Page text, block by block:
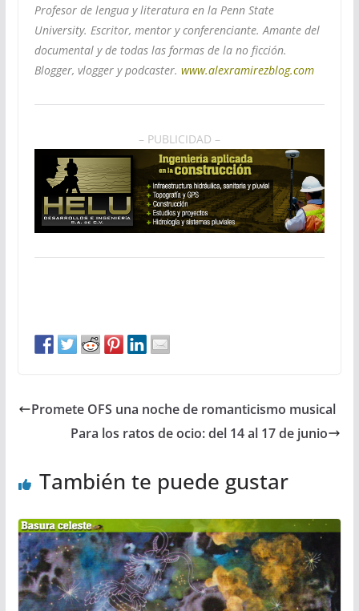
Profesor de lengua y literatura en la Penn State
University. Escritor, mentor y conferenciante. Amante del
documental y de todas las formas de la no ficción.
Blogger, vlogger y podcaster. www.alexramirezblog.com
– PUBLICIDAD –
Promete OFS una noche de romanticismo musical
Para los ratos de ocio: del 14 al 17 de junio
También te puede gustar